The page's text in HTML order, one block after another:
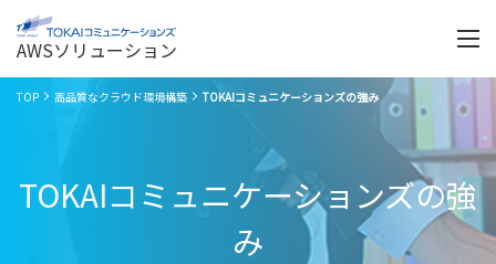
AWSソリューション
く
TOP 高品質なクラウド環境構築 TOKAIコミュニケーションズの強み
TOKAIコミュニケーションズの強
み